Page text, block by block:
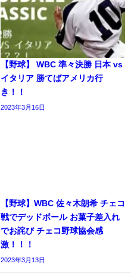
【野球】 WBC 準々決勝 日本 vs
イタリア 勝てばアメリカ行
き！！
2023年3月16日
【野球】WBC 佐々木朗希 チェコ
戦でデッドボール お菓子差入れ
でお詫び チェコ野球協会感
激！！！
2023年3月13日